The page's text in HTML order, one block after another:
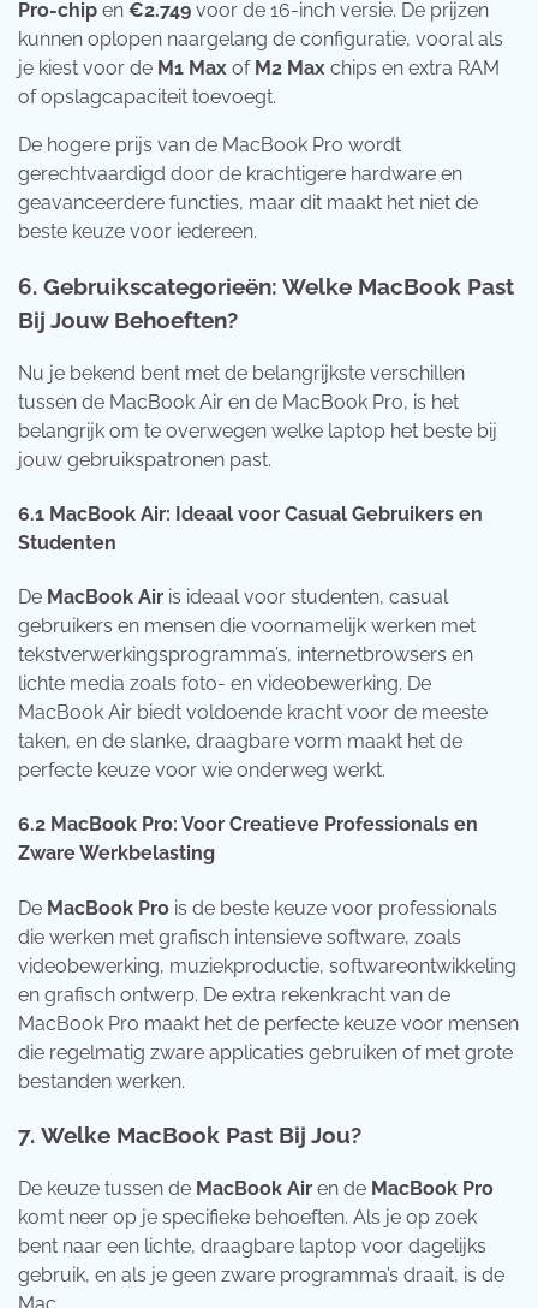
Pro-chip en €2.749 voor de 16-inch versie. De prijzen
kunnen oplopen naargelang de configuratie, vooral als
je kiest voor de M1 Max of M2 Max chips en extra RAM
of opslagcapaciteit toevoegt.
De hogere prijs van de MacBook Pro wordt
gerechtvaardigd door de krachtigere hardware en
geavanceerdere functies, maar dit maakt het niet de
beste keuze voor iedereen.
6. Gebruikscategorieën: Welke MacBook Past
Bij Jouw Behoeften?
Nu je bekend bent met de belangrijkste verschillen
tussen de MacBook Air en de MacBook Pro, is het
belangrijk om te overwegen welke laptop het beste bij
jouw gebruikspatronen past.
6.1 MacBook Air: Ideaal voor Casual Gebruikers en
Studenten
De MacBook Air is ideaal voor studenten, casual
gebruikers en mensen die voornamelijk werken met
tekstverwerkingsprogramma’s, internetbrowsers en
lichte media zoals foto- en videobewerking. De
MacBook Air biedt voldoende kracht voor de meeste
taken, en de slanke, draagbare vorm maakt het de
perfecte keuze voor wie onderweg werkt.
6.2 MacBook Pro: Voor Creatieve Professionals en
Zware Werkbelasting
De MacBook Pro is de beste keuze voor professionals
die werken met grafisch intensieve software, zoals
videobewerking, muziekproductie, softwareontwikkeling
en grafisch ontwerp. De extra rekenkracht van de
MacBook Pro maakt het de perfecte keuze voor mensen
die regelmatig zware applicaties gebruiken of met grote
bestanden werken.
7. Welke MacBook Past Bij Jou?
De keuze tussen de MacBook Air en de MacBook Pro
komt neer op je specifieke behoeften. Als je op zoek
bent naar een lichte, draagbare laptop voor dagelijks
gebruik, en als je geen zware programma’s draait, is de